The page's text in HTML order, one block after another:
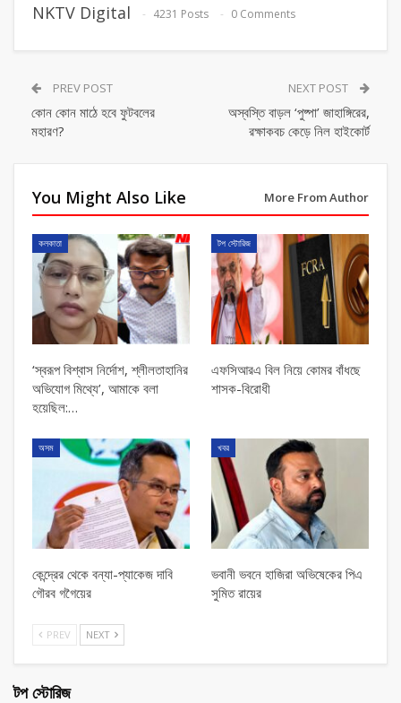
NKTV Digital 4231 Posts 0 Comments
PREV POST
কোন কোন মাঠে হবে ফুটবলের
মহারণ?
NEXT POST
অস্বস্তি বাড়ল ‘পুষ্পা’ জাহাঙ্গিরের,
রক্ষাকবচ কেড়ে নিল হাইকোর্ট
You Might Also Like More From Author
কলকাতা
‘স্বরূপ বিশ্বাস নির্দোশ, শ্লীলতাহানির
অভিযোগ মিথ্যে’, আমাকে বলা
হয়েছিল:…
টপ স্টোরিজ
এফসিআরএ বিল নিয়ে কোমর বাঁধছে
শাসক-বিরোধী
অসম
কেন্দ্রের থেকে বন্যা-প্যাকেজ দাবি
গৌরব গগৈয়ের
খবর
ভবানী ভবনে হাজিরা অভিষেকের পিএ
সুমিত রায়ের
PREV NEXT
টপ স্টোরিজ